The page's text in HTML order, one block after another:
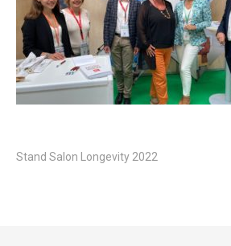
Stand Salon Longevity 2022